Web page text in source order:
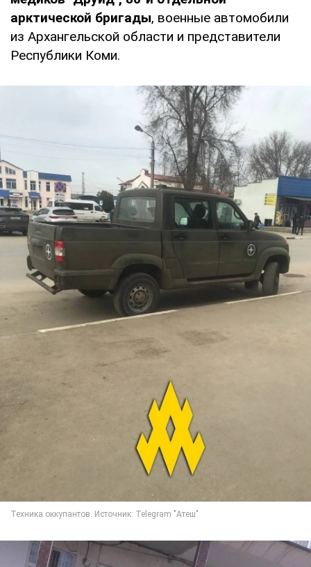
арктической бригады, военные автомобили
из Архангельской области и представители
Республики Коми.